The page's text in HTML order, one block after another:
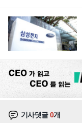
기사댓글0개